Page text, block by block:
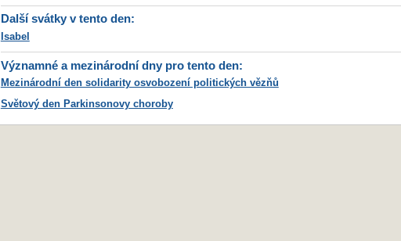
Další svátky v tento den:
Isabel
Významné a mezinárodní dny pro tento den:
Mezinárodní den solidarity osvobození politických vězňů
Světový den Parkinsonovy choroby